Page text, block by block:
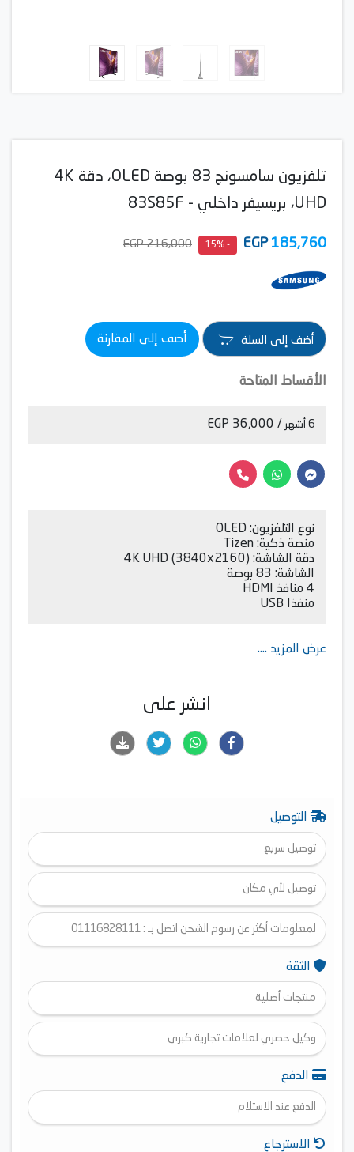
تلفزيون سامسونج 83 بوصة OLED، دقة 4K
UHD، بريسيفر داخلي - 83S85F
185,760
EGP
- 15%
216,000 EGP
أضف إلى السلة أضف إلى المقارنة
الأقساط المتاحة
6 أشهر / 36,000 EGP
نوع التلفزيون: OLED
منصة ذكية: Tizen
دقة الشاشة: 4K UHD (3840x2160)
الشاشة: 83 بوصة
4 منافذ HDMI
منفذا USB
عرض المزيد ....
انشر على
التوصيل
توصيل سريع
توصيل لأي مكان
لمعلومات أكثر عن رسوم الشحن اتصل بـ : 01116828111
الثقة
منتجات أصلية
وكيل حصري لعلامات تجارية كبرى
الدفع
الدفع عند الاستلام
الاسترجاع